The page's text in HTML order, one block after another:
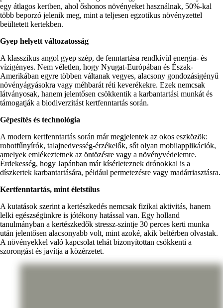
egy átlagos kertben, ahol őshonos növényeket használnak, 50%-kal
több beporzó jelenik meg, mint a teljesen egzotikus növényzettel
beültetett kertekben.
Gyep helyett változatosság
A klasszikus angol gyep szép, de fenntartása rendkívül energia- és
vízigényes. Nem véletlen, hogy Nyugat-Európában és Észak-
Amerikában egyre többen váltanak vegyes, alacsony gondozásigényű
növényágyásokra vagy méhbarát réti keverékekre. Ezek nemcsak
látványosak, hanem jelentősen csökkentik a karbantartási munkát és
támogatják a biodiverzitást kertfenntartás során.
Gépesítés és technológia
A modern kertfenntartás során már megjelentek az okos eszközök:
robotfűnyírók, talajnedvesség-érzékelők, sőt olyan mobilapplikációk,
amelyek emlékeztetnek az öntözésre vagy a növényvédelemre.
Érdekesség, hogy Japánban már kísérleteznek drónokkal is a
díszkertek karbantartására, például permetezésre vagy madárriasztásra.
Kertfenntartás, mint életstílus
A kutatások szerint a kertészkedés nemcsak fizikai aktivitás, hanem
lelki egészségünkre is jótékony hatással van. Egy holland
tanulmányban a kertészkedők stressz-szintje 30 perces kerti munka
után jelentősen alacsonyabb volt, mint azoké, akik beltérben olvastak.
A növényekkel való kapcsolat tehát bizonyítottan csökkenti a
szorongást és javítja a közérzetet.